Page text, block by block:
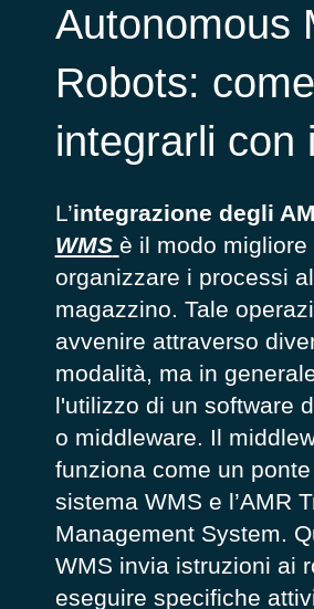
Autonomous
Robots: come
integrarli con
L’integrazione degli
WMS è il modo migliore
organizzare i processi
magazzino. Tale
avvenire attraverso
modalità, ma in
l'utilizzo di un software
o middleware. Il
funziona come un
sistema WMS e l’AMR
Management System.
WMS invia istruzioni ai
eseguire specifiche